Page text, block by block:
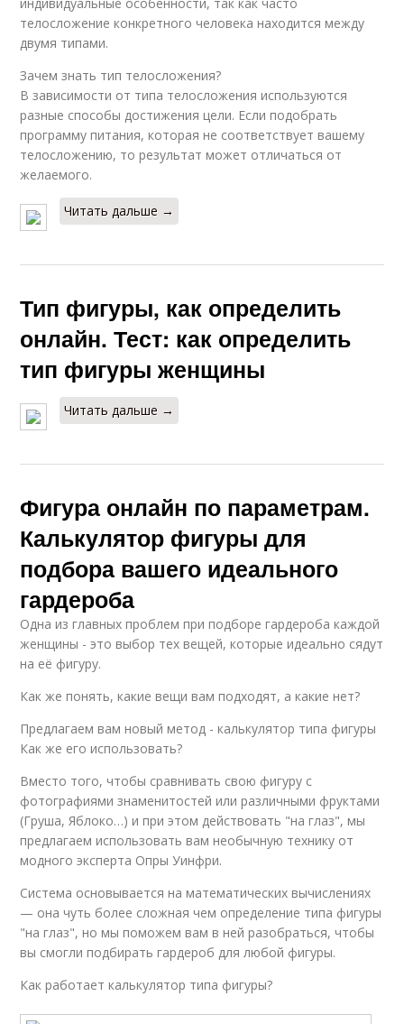
телосложение конкретного человека находится между
двумя типами.
Зачем знать тип телосложения?
В зависимости от типа телосложения используются
разные способы достижения цели. Если подобрать
программу питания, которая не соответствует вашему
телосложению, то результат может отличаться от
желаемого.
Читать дальше →
Тип фигуры, как определить
онлайн. Тест: как определить
тип фигуры женщины
Читать дальше →
Фигура онлайн по параметрам.
Калькулятор фигуры для
подбора вашего идеального
гардероба
Одна из главных проблем при подборе гардероба каждой
женщины - это выбор тех вещей, которые идеально сядут
на её фигуру.
Как же понять, какие вещи вам подходят, а какие нет?
Предлагаем вам новый метод - калькулятор типа фигуры
Как же его использовать?
Вместо того, чтобы сравнивать свою фигуру с
фотографиями знаменитостей или различными фруктами
(Груша, Яблоко…) и при этом действовать "на глаз", мы
предлагаем использовать вам необычную технику от
модного эксперта Опры Уинфри.
Система основывается на математических вычислениях
— она чуть более сложная чем определение типа фигуры
"на глаз", но мы поможем вам в ней разобраться, чтобы
вы смогли подбирать гардероб для любой фигуры.
Как работает калькулятор типа фигуры?